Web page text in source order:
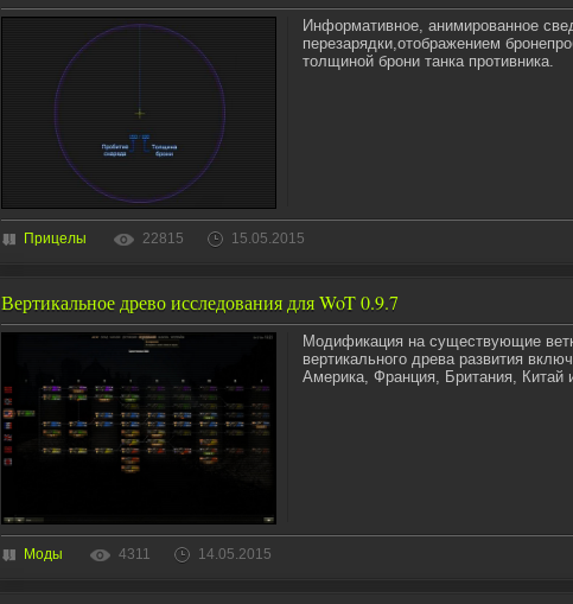
Информативное, анимированное
перезарядки,отображением
толщиной брони танка противника.
Прицелы 22815 15.05.2015
Вертикальное древо исследования для WoT 0.9.7
Модификация на существующие
вертикального древа развития
Америка, Франция, Британия, Китай
Моды 4311 14.05.2015